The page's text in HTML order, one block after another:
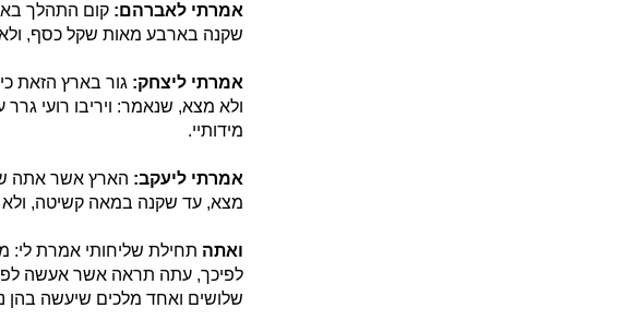
אמרתי לאברהם: קום התהלך
שקנה בארבע מאות שקל כסף, ולא
אמרתי ליצחק: גור בארץ הזאת
ולא מצא, שנאמר: ויריבו רועי
מידותיי.
אמרתי ליעקב: הארץ אשר אתה
מצא, עד שקנה במאה קשיטה, ולא
ואתה תחילת שליחותי אמרת לי:
לפיכך, עתה תראה אשר אעשה
שלושים ואחד מלכים שיעשה בהן